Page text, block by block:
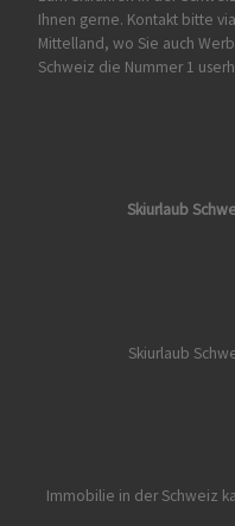
Ihnen gerne. Kontakt bitte
Mittelland, wo Sie auch
Schweiz die Nummer 1
Skiurlaub
Skiurlaub
Immobilie in der Schweiz